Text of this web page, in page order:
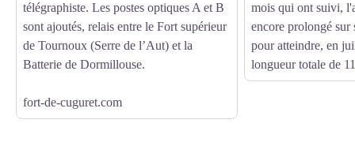
télégraphiste. Les postes optiques A et B
sont ajoutés, relais entre le Fort supérieur
de Tournoux (Serre de l’Aut) et la
Batterie de Dormillouse.
fort-de-cuguret.com
mois qui ont suivi,
encore prolongé sur
pour atteindre, en
longueur totale de